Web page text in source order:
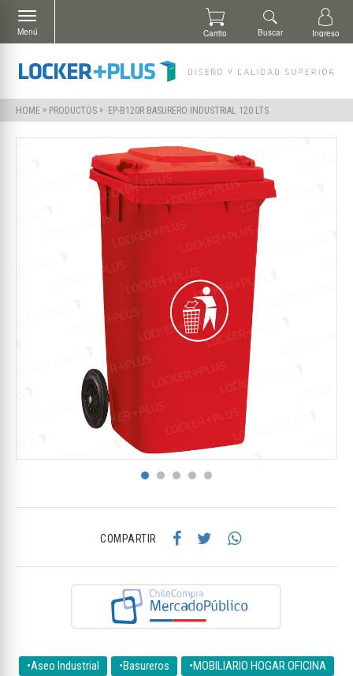
HOME » PRODUCTOS » ·EP-B120R BASURERO INDUSTRIAL 120 LTS
COMPARTIR
•Aseo Industrial •Basureros
•MOBILIARIO HOGAR OFICINA
Menú Carrito Buscar Ingreso